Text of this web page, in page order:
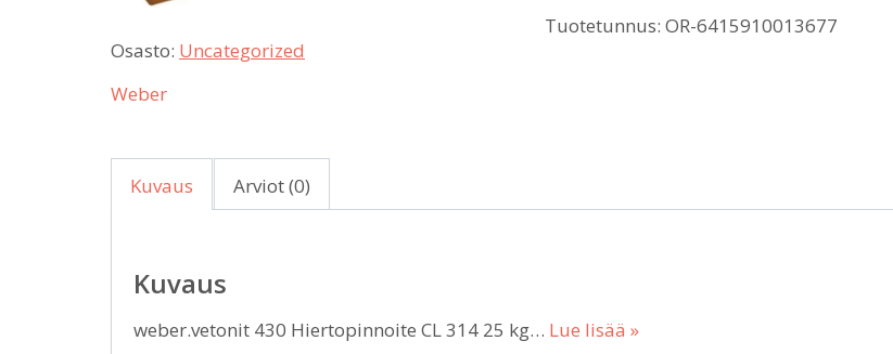
Tuotetunnus: OR-6415910013677
Osasto: Uncategorized
Weber
Kuvaus Arviot (0)
Kuvaus
weber.vetonit 430 Hiertopinnoite CL 314 25 kg… Lue lisää »